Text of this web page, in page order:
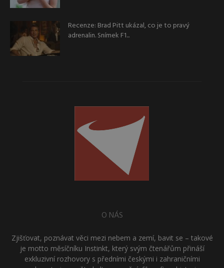
Recenze: Brad Pitt ukázal, co je to pravý
adrenalin. Snímek F1...
O NÁS
Zjišťovat, poznávat věci mezi nebem a zemí, bavit se – takové
je motto měsíčníku Instinkt, který svým čtenářům přináší
exkluzivní rozhovory s předními českými i zahraničními